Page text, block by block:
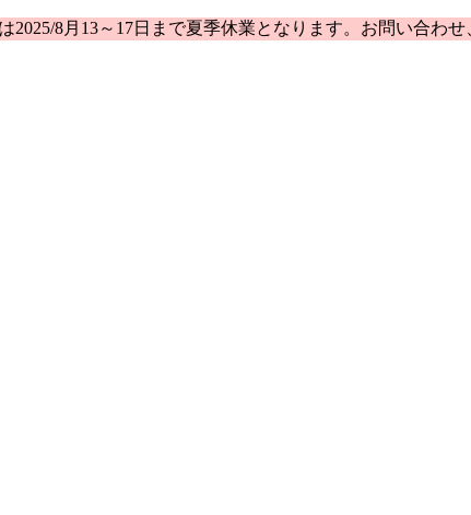
2025/8月13～17日まで夏季休業となります。お問い合わ